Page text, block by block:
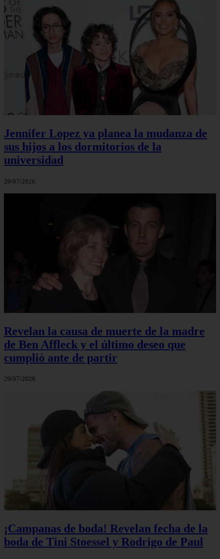
Jennifer Lopez ya planea la mudanza de
sus hijos a los dormitorios de la
universidad
29/07/2026
Revelan la causa de muerte de la madre
de Ben Affleck y el último deseo que
cumplió ante de partir
29/07/2026
¡Campanas de boda! Revelan fecha de la
boda de Tini Stoessel y Rodrigo de Paul